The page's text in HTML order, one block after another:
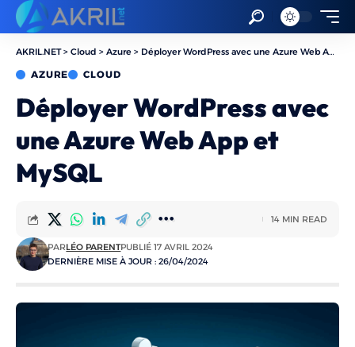
AKRIL.NET> Cloud > Azure > Déployer WordPress avec une Azure Web App et MySQL
AZURE CLOUD
Déployer WordPress avec
une Azure Web App et
MySQL
DERNIÈRE MISE À JOUR : 26/04/2024
PARLÉO PARENTPUBLIÉ 17 AVRIL 2024
14 MIN READ